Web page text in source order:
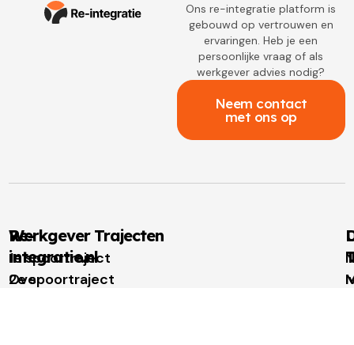
Ons re-integratie platform is
gebouwd op vertrouwen en
ervaringen. Heb je een
persoonlijke vraag of als
werkgever advies nodig?
Neem contact
met ons op
Re-
integratie.nl
Over
Werkgever Trajecten
1e spoortraject
2e spoortraject